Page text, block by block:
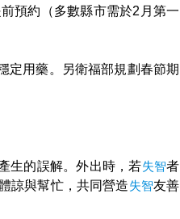
預約（多數縣市需於2月第一
定用藥。另衛福部規劃春節期
生的誤解。外出時，若失智者
諒與幫忙，共同營造失智友善